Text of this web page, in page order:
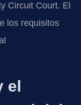
Circuit Court. El
los requisitos
el